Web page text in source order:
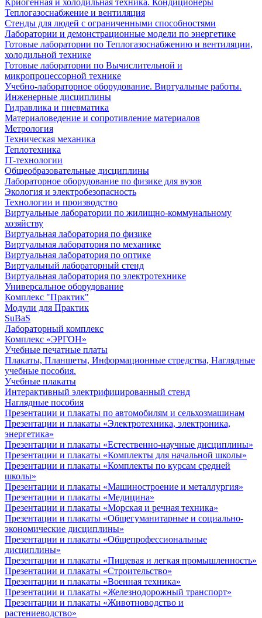
Криогенная и холодильная техника. Кондиционеры
Теплогазоснабжение и вентиляция
Стенды для людей с ограниченными способностями
Лаборатории и демонстрационные модели по энергетике
Готовые лаборатории по Теплогазоснабжению и вентиляции,
холодильной технике
Готовые лаборатории по Вычислительной и
микропроцессорной технике
Учебно-лабораторное оборудование. Виртуальные работы.
Инженерные дисциплины
Гидравлика и пневматика
Материаловедение и сопротивление материалов
Метрология
Техническая механика
Теплотехника
IT-технологии
Общеобразовательные дисциплины
Лабораторное оборудование по физике для вузов
Экология и электробезопасность
Технологии и производство
Виртуальные лаборатории по жилищно-коммунальному
хозяйству
Виртуальная лаборатория по физике
Виртуальная лаборатория по механике
Виртуальная лаборатория по оптике
Виртуальный лабораторный стенд
Виртуальная лаборатория по электротехнике
Универсальное оборудование
Комплекс "Практик"
Модули для Практик
SuBaS
Лабораторный комплекс
Комплекс «ЭРГОН»
Учебные печатные платы
Плакаты, Планшеты, Информационные стредства, Наглядные
учебные пособия.
Учебные плакаты
Интерактивный электрифицированный стенд
Наглядные пособия
Презентации и плакаты по автомобилям и сельхозмашинам
Презентации и плакаты «Электротехника, электроника,
энергетика»
Презентации и плакаты «Естественно-научные дисциплины»
Презентации и плакаты «Комплекты для начальной школы»
Презентации и плакаты «Комплекты по курсам средней
школы»
Презентации и плакаты «Машиностроение и металлургия»
Презентации и плакаты «Медицина»
Презентации и плакаты «Морская и речная техника»
Презентации и плакаты «Общегуманитарные и социально-
экономические дисциплины»
Презентации и плакаты «Общепрофессиональные
дисциплины»
Презентации и плакаты «Пищевая и легкая промышленность»
Презентации и плакаты «Строительство»
Презентации и плакаты «Военная техника»
Презентации и плакаты «Железнодорожный транспорт»
Презентации и плакаты «Животноводство и
растениеводство»